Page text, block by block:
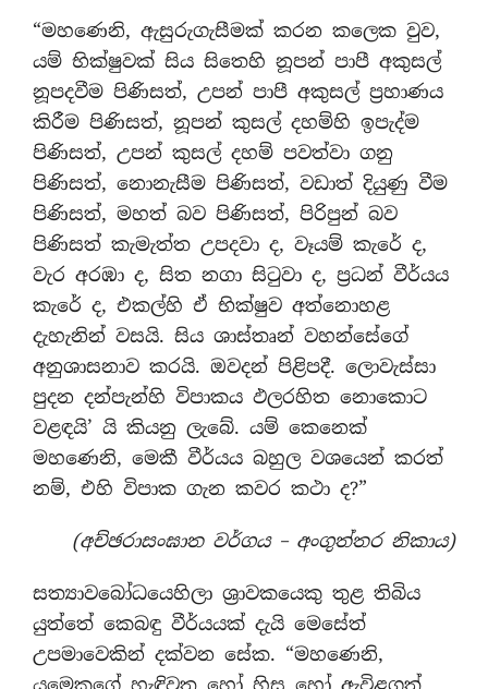
“මහණෙනි, ඇසුරුගැසීමක් කරන කලෙක වුව,
යම් භික්ෂුවක් සිය සිතෙහි නූපන් පාපී අකුසල්
නූපදවීම පිණිසත්, උපන් පාපී අකුසල් ප්‍රහාණය
කිරීම පිණිසත්, නූපන් කුසල් දහම්හි ඉපැද්ම
පිණිසත්, උපන් කුසල් දහම් පවත්වා ගනු
පිණිසත්, නොනැසීම පිණිසත්, වඩාත් දියුණු වීම
පිණිසත්, මහත් බව පිණිසත්, පිරිපුන් බව
පිණිසත් කැමැත්ත උපදවා ද, වෑයම් කැරේ ද,
වැර අරඹා ද, සිත නගා සිටුවා ද, ප්‍රධන් වීර්යය
කැරේ ද, එකල්හි ඒ භික්ෂුව අත්නොහළ
දැහැනින් වසයි. සිය ශාස්තෘන් වහන්සේගේ
අනුශාසනාව කරයි. ඔවදන් පිළිපදී. ලොවැස්සා
පුදන දන්පැන්හි විපාකය ඵලරහිත නොකොට
වළඳයි’ යි කියනු ලැබේ. යම් කෙනෙක්
මහණෙනි, මෙකී වීර්යය බහුල වශයෙන් කරත්
නම්, එහි විපාක ගැන කවර කථා ද?”
(අච්ඡරාසංඝාත වර්ගය – අංගුත්තර නිකාය)
සත්‍යාවබෝධයෙහිලා ශ්‍රාවකයෙකු තුළ තිබිය
යුත්තේ කෙබඳු වීර්යයක් දැයි මෙසේත්
උපමාවෙකින් දක්වන සේක. “මහණෙනි,